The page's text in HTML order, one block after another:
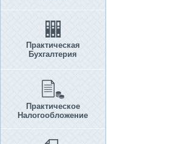
Практическая
Бухгалтерия
Практическое
Налогообложение